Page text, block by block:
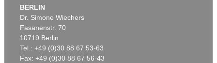
Auktion 435 - Lot 53
ANTON VON WERNER
Bauerngehöft, 1885
Ergebnis:€ 1.500
BERLIN
Dr. Simone Wiechers
Fasanenstr. 70
10719 Berlin
Tel.: +49 (0)30 88 67 53-63
Fax: +49 (0)30 88 67 56-43